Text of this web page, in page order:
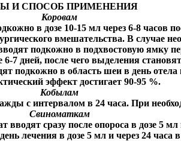
И СПОСОБ ПРИМЕНЕНИЯ
Коровам
в дозе 10-15 мл через 6-8 часов
вмешательства. В случае
подкожно в подхвостовую ямку
7 дней, после чего выделения
в область шеи в день отела
эффект достигает 90-95 %.
Кобылам
с интервалом в 24 часа. При
Свиноматкам
сразу после опороса в дозе 5
лечения в дозе 5 мл и через 24 часа